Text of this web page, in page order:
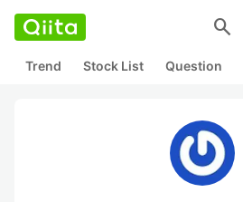
search
Trend Stock List Question